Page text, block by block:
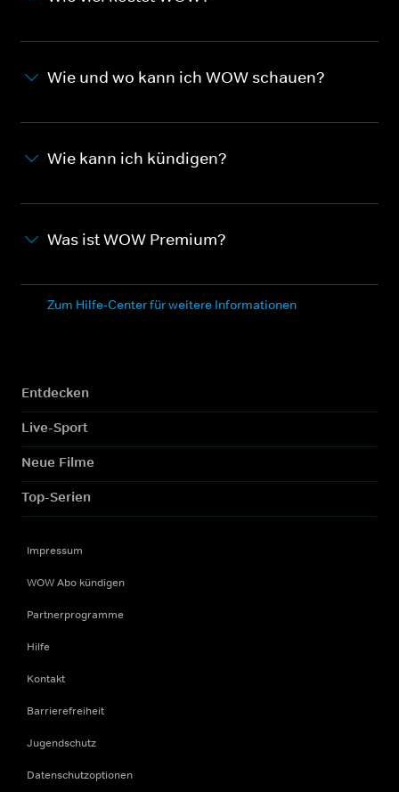
Wie und wo kann ich WOW schauen?
Wie kann ich kündigen?
Was ist WOW Premium?
Zum Hilfe-Center für weitere Informationen
Entdecken
Live-Sport
Neue Filme
Top-Serien
Impressum
WOW Abo kündigen
Partnerprogramme
Hilfe
Kontakt
Barrierefreiheit
Jugendschutz
Datenschutzoptionen